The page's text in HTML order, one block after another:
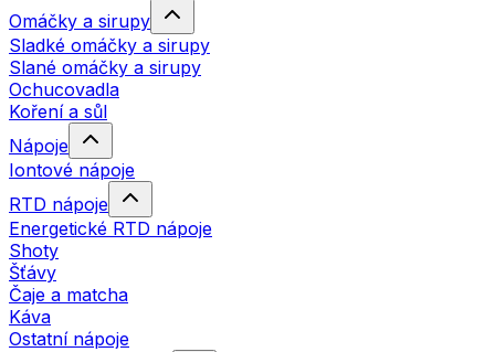
Omáčky a sirupy
Sladké omáčky a sirupy
Slané omáčky a sirupy
Ochucovadla
Koření a sůl
Nápoje
Iontové nápoje
RTD nápoje
Energetické RTD nápoje
Shoty
Šťávy
Čaje a matcha
Káva
Ostatní nápoje